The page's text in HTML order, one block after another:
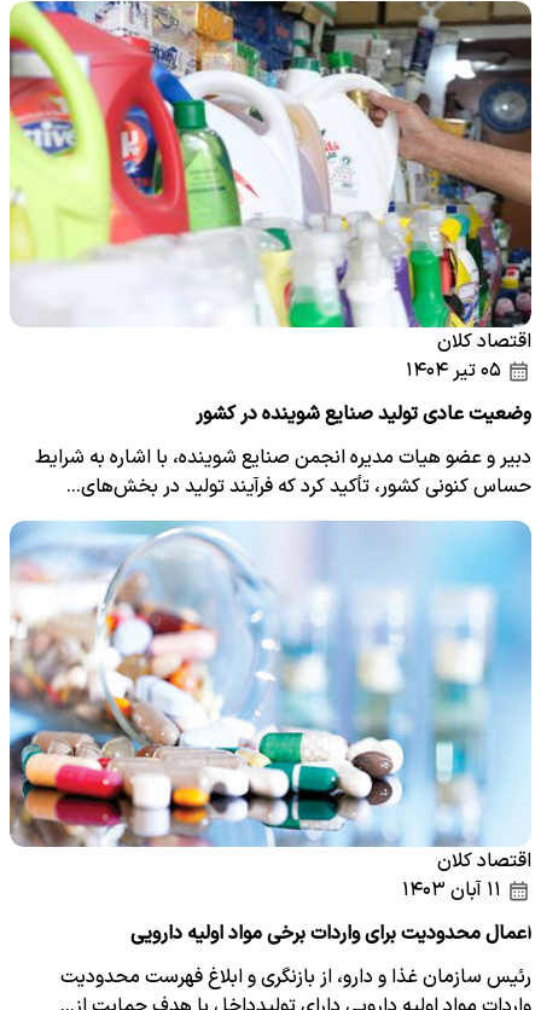
اقتصاد کلان
وضعیت عادی تولید صنایع شوینده در کشور
دبیر و عضو هیات مدیره انجمن صنایع شوینده، با اشاره به شرایط
حساس کنونی کشور، تأکید کرد که فرآیند تولید در بخش‌های…
اقتصاد کلان
اعمال محدودیت برای واردات برخی مواد اولیه دارویی
رئیس سازمان غذا و دارو، از بازنگری و ابلاغ فهرست محدودیت